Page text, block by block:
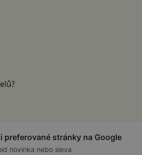
preferované stránky na Google
novinka nebo sleva